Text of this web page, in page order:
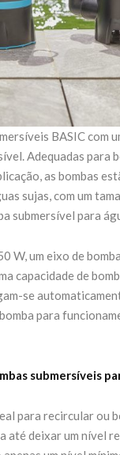
BASIC com
Adequadas para
as bombas
sujas, com um
submersível para
W, um eixo de
capacidade de
se
para
submersíveis
para recircular ou
deixar um nível